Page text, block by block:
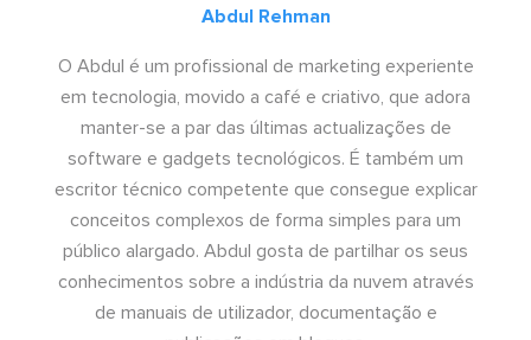
Abdul Rehman
O Abdul é um profissional de marketing experiente
em tecnologia, movido a café e criativo, que adora
manter-se a par das últimas actualizações de
software e gadgets tecnológicos. É também um
escritor técnico competente que consegue explicar
conceitos complexos de forma simples para um
público alargado. Abdul gosta de partilhar os seus
conhecimentos sobre a indústria da nuvem através
de manuais de utilizador, documentação e